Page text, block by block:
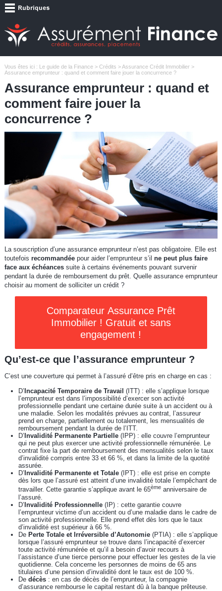
Vous êtes ici : Le guide de la Finance> Crédits >Assurance Crédit Immobilier>
Assurance emprunteur : quand et comment faire jouer la concurrence ?
Assurance emprunteur : quand et
comment faire jouer la
concurrence ?
La souscription d’une assurance emprunteur n’est pas obligatoire. Elle est
toutefois recommandéepour aider l’emprunteur s’il ne peut plus faire
face aux échéancessuite à certains événements pouvant survenir
pendant la durée de remboursement du prêt. Quelle assurance emprunteur
choisir au moment de solliciter un crédit ?
Comparateur Assurance Prêt
Immobilier ! Gratuit et sans
engagement !
Qu’est-ce que l’assurance emprunteur ?
C’est une couverture qui permet à l’assuré d’être pris en charge en cas :
D’ Incapacité Temporaire de Travail (ITT) : elle s’applique lorsque
l’emprunteur est dans l’impossibilité d’exercer son activité
professionnelle pendant une certaine durée suite à un accident ou à
une maladie. Selon les modalités prévues au contrat, l’assureur
prend en charge, partiellement ou totalement, les mensualités de
remboursement pendant la durée de l’ITT.
D’ Invalidité Permanente Partielle (IPP) : elle couvre l’emprunteur
qui ne peut plus exercer une activité professionnelle rémunérée. Le
contrat fixe la part de remboursement des mensualités selon le taux
d’invalidité compris entre 33 et 66 %, et dans la limite de la quotité
assurée.
D’ Invalidité Permanente et Totale (IPT) : elle est prise en compte
dès lors que l’assuré est atteint d’une invalidité totale l’empêchant de
travailler. Cette garantie s’applique avant le 65èmeanniversaire de
l’assuré.
D’Invalidité Professionnelle (IP) : cette garantie couvre
l’emprunteur victime d’un accident ou d’une maladie dans le cadre de
son activité professionnelle. Elle prend effet dès lors que le taux
d’invalidité est supérieur à 66 %.
De Perte Totale et Irréversible d’Autonomie(PTIA) : elle s’applique
lorsque l’assuré emprunteur se trouve dans l’incapacité d’exercer
toute activité rémunérée et qu’il a besoin d’avoir recours à
l’assistance d’une tierce personne pour effectuer les gestes de la vie
quotidienne. Cela concerne les personnes de moins de 65 ans
titulaires d’une pension d’invalidité dont le taux est de 100 %.
De décès: en cas de décès de l’emprunteur, la compagnie
d’assurance rembourse le capital restant dû à la banque prêteuse.